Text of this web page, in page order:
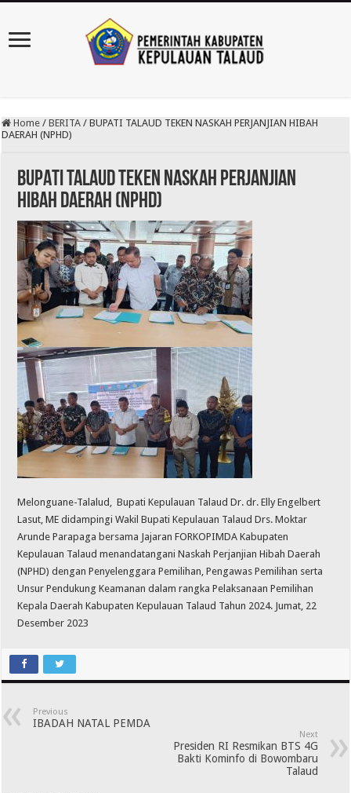
Home / BERITA / BUPATI TALAUD TEKEN NASKAH PERJANJIAN HIBAH
DAERAH (NPHD)
BUPATI TALAUD TEKEN NASKAH PERJANJIAN
HIBAH DAERAH (NPHD)
Melonguane-Talalud, Bupati Kepulauan Talaud Dr. dr. Elly Engelbert
Lasut, ME didampingi Wakil Bupati Kepulauan Talaud Drs. Moktar
Arunde Parapaga bersama Jajaran FORKOPIMDA Kabupaten
Kepulauan Talaud menandatangani Naskah Perjanjian Hibah Daerah
(NPHD) dengan Penyelenggara Pemilihan, Pengawas Pemilihan serta
Unsur Pendukung Keamanan dalam rangka Pelaksanaan Pemilihan
Kepala Daerah Kabupaten Kepulauan Talaud Tahun 2024. Jumat, 22
Desember 2023
Previous
IBADAH NATAL PEMDA
Next
Presiden RI Resmikan BTS 4G
Bakti Kominfo di Bowombaru
Talaud